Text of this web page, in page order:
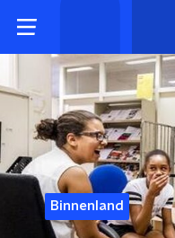
Binnenland